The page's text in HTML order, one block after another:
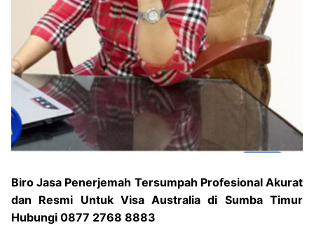
Biro Jasa Penerjemah Tersumpah Profesional Akurat
dan Resmi Untuk Visa Australia di Sumba Timur
Hubungi 0877 2768 8883